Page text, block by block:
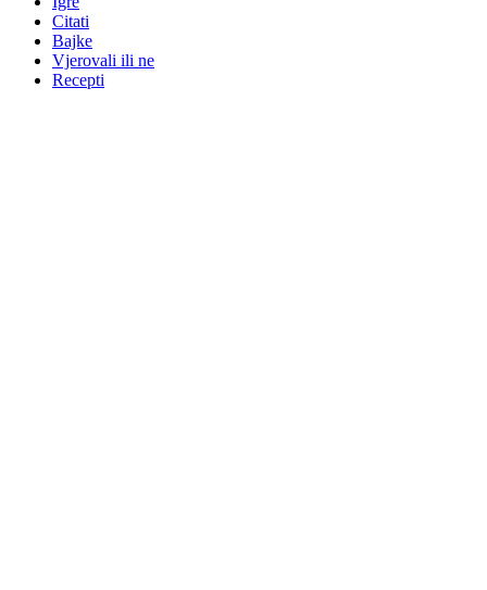
Citati
Bajke
Vjerovali ili ne
Recepti